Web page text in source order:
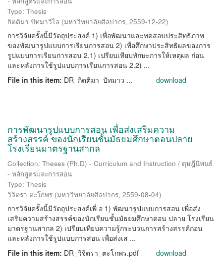
Type: Thesis
กิตติมา ปัทมาวิไล (มหาวิทยาลัยศิลปากร, 2559-12-22)
การวิจัยครั้งนี้มีวัตถุประสงค์ 1) เพื่อพัฒนาและทดสอบประสิทธิภาพ
ของพัฒนารูปแบบการเรียนการสอน 2) เพื่อศึกษาประสิทธิผลของการ
รูปแบบการเรียนการสอน 2.1) เปรียบเทียบทักษะการให้เหตุผล ก่อน
และหลังการใช้รูปแบบการเรียนการสอน 2.2) ...
File in this item: DR_กิตติมา_ปัทมาว ... download
การพัฒนารูปแบบการสอน เพื่อส่งเสริมความ
สร้างสรรค์ ของนักเรียนชั้นมัธยมศึกษาตอนปลาย
โรงเรียนมาตรฐานสากล
Collection: Theses (Ph.D) - Curriculum and Instruction / ดุษฎีนิพนธ์
- หลักสูตรและการสอน
Type: Thesis
วิจิตรา ตะโกพร (มหาวิทยาลัยศิลปากร, 2559-08-04)
การวิจัยครั้งนี้มีวัตถุประสงค์เพื่ อ 1) พัฒนารูปแบบการสอน เพื่อส่ง
เสริมความสร้างสรรค์ของนักเรียนชั้นมัธยมศึกษาตอน ปลาย โรงเรียน
มาตรฐานสากล 2) เปรียบเทียบความรู้กระบวนการสร้างสรรค์ก่อน
และหลังการใช้รูปแบบการสอน เพื่อส่งเส ...
File in this item: DR_วิจิตรา_ตะโกพร.pdf download